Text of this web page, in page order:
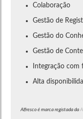
Colaboração
Gestão de
Gestão do
Gestão de
Integração com
Alta
Alfresco é marca registada da